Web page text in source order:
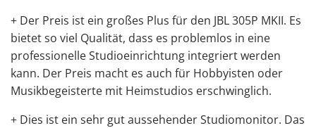
+ Der Preis ist ein großes Plus für den JBL 305P MKII. Es
bietet so viel Qualität, dass es problemlos in eine
professionelle Studioeinrichtung integriert werden
kann. Der Preis macht es auch für Hobbyisten oder
Musikbegeisterte mit Heimstudios erschwinglich.
+ Dies ist ein sehr gut aussehender Studiomonitor. Das